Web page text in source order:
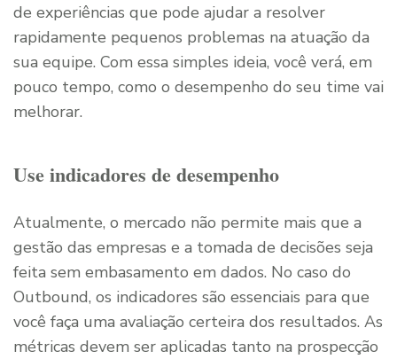
de experiências que pode ajudar a resolver
rapidamente pequenos problemas na atuação da
sua equipe. Com essa simples ideia, você verá, em
pouco tempo, como o desempenho do seu time vai
melhorar.
Use indicadores de desempenho
Atualmente, o mercado não permite mais que a
gestão das empresas e a tomada de decisões seja
feita sem embasamento em dados. No caso do
Outbound, os indicadores são essenciais para que
você faça uma avaliação certeira dos resultados. As
métricas devem ser aplicadas tanto na prospecção